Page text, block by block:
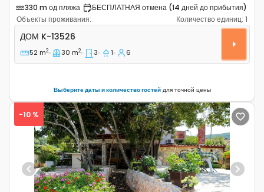
330 m од пляжа
БЕСПЛАТНАЯ отмена (14 дней до прибытия)
Объекты проживания:
Количество единиц: 1
Трёхкомнатный дом Бухта Борова - Borova, Хвар -
ДОМ K-13526
52 m2 30 m2 3 1 6
Выберите даты и количество гостейдля точной цены
Previous Next
-10 %